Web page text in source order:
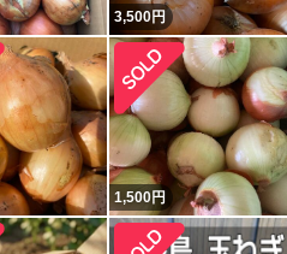
3,500円
1,500円